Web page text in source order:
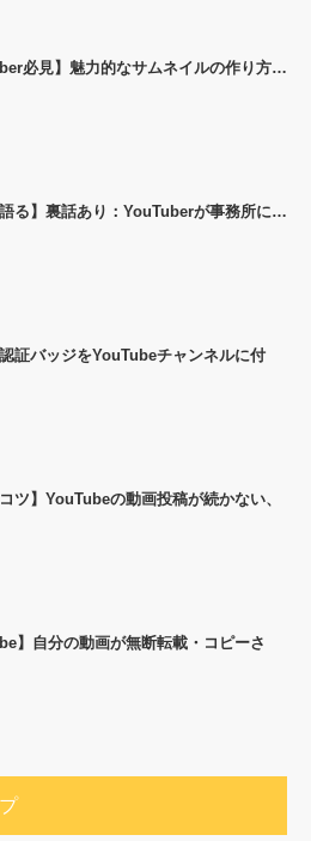
必見】魅力的なサムネイルの作り方…
語る】裏話あり：YouTuberが事務所に…
認証バッジをYouTubeチャンネルに付
コツ】YouTubeの動画投稿が続かない、
】自分の動画が無断転載・コピーさ